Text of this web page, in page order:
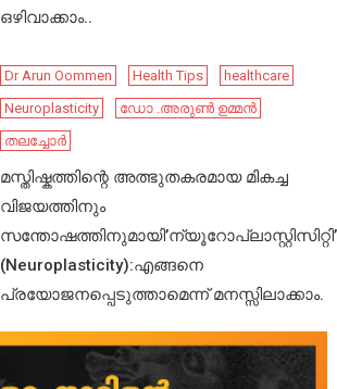
ഒഴിവാക്കാം..
Dr Arun Oommen Health Tips
healthcare
Neuroplasticity
ഡോ .അരുൺ ഉമ്മൻ
തലച്ചോർ
മസ്തിഷ്കത്തിന്റെ അത്ഭുതകരമായ മികച്ച
വിജയത്തിനും
സന്തോഷത്തിനുമായി’ന്യൂറോപ്ലാസ്റ്റിസിറ്റി’
(Neuroplasticity):എങ്ങനെ
പ്രയോജനപ്പെടുത്താമെന്ന് മനസ്സിലാക്കാം.